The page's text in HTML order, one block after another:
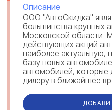
Описание
ООО "АвтоСкидка"
большинства крупных
Московской области.
действующих акций
наиболее актуальную,
базу новых
автомобилей, которые
дилеру в ближайшее